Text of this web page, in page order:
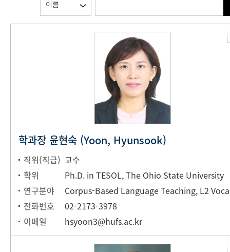
학과장 윤현숙 (Yoon, Hyunsook)
직위(직급) 교수
학위
Ph.D. in TESOL, The Ohio State University
연구분야
전화번호
02-2173-3978
이메일
hsyoon3@hufs.ac.kr